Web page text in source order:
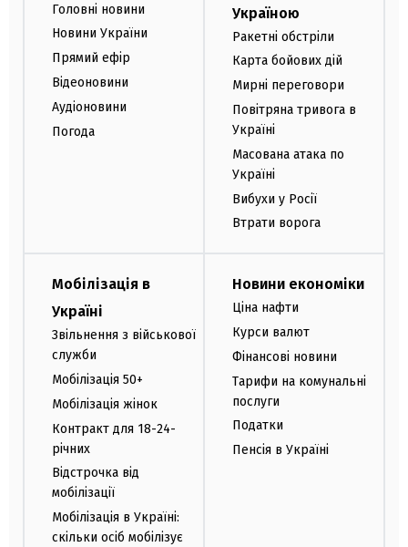
Головні новини
Новини України
Прямий ефір
Відеоновини
Аудіоновини
Погода
Україною
Ракетні обстріли
Карта бойових дій
Мирні переговори
Повітряна тривога в
Україні
Масована атака по
Україні
Вибухи у Росії
Втрати ворога
Мобілізація в
Україні
Звільнення з військової
служби
Мобілізація 50+
Мобілізація жінок
Контракт для 18-24-
річних
Відстрочка від
мобілізації
Мобілізація в Україні:
скільки осіб мобілізує
Новини економіки
Ціна нафти
Курси валют
Фінансові новини
Тарифи на комунальні
послуги
Податки
Пенсія в Україні